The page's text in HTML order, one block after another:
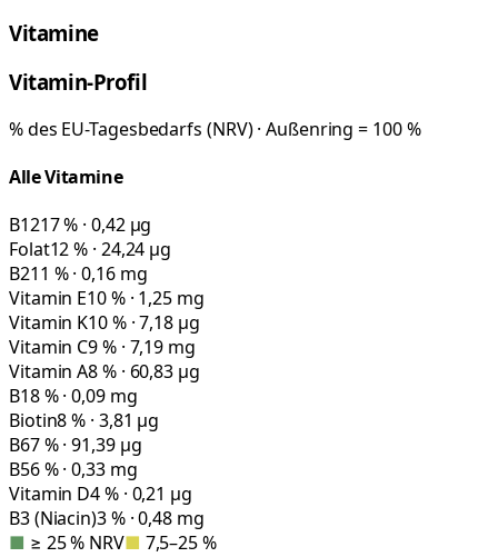
Vitamine
Vitamin-Profil
% des EU-Tagesbedarfs (NRV) · Außenring = 100 %
Alle Vitamine
B1217 % · 0,42 µg
Folat12 % · 24,24 µg
B211 % · 0,16 mg
Vitamin E10 % · 1,25 mg
Vitamin K10 % · 7,18 µg
Vitamin C9 % · 7,19 mg
Vitamin A8 % · 60,83 µg
B18 % · 0,09 mg
Biotin8 % · 3,81 µg
B67 % · 91,39 µg
B56 % · 0,33 mg
Vitamin D4 % · 0,21 µg
B3 (Niacin)3 % · 0,48 mg
■ ≥ 25 % NRV■ 7,5–25 %